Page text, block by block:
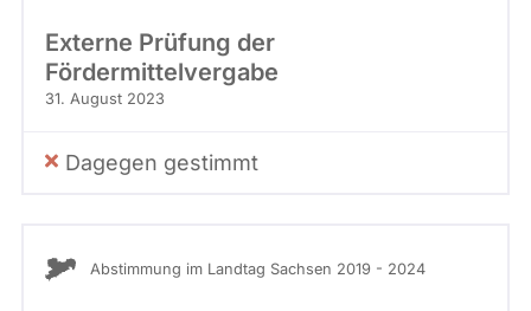
Externe Prüfung der
Fördermittelvergabe
31. August 2023
Dagegen gestimmt
Abstimmung im Landtag Sachsen 2019 - 2024